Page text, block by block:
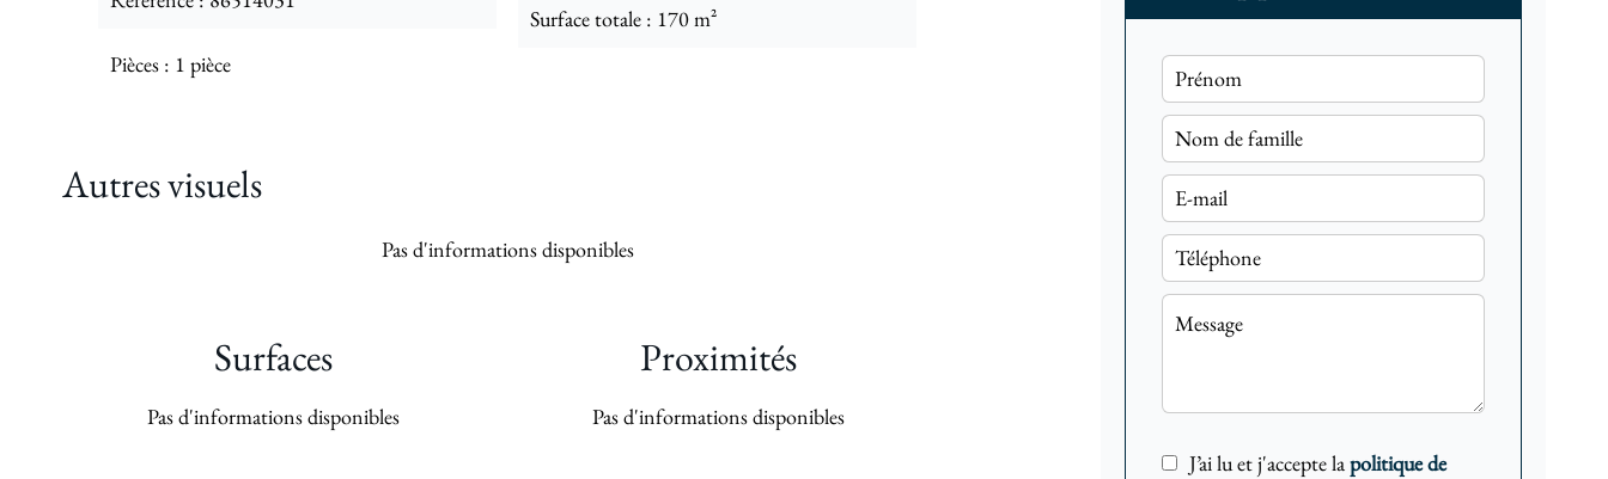
Pièces 1 pièce
Surface totale 170 m²
Autres visuels
Pas d'informations disponibles
Surfaces
Pas d'informations disponibles
Proximités
Pas d'informations disponibles
J’ai lu et j'accepte lapolitique de